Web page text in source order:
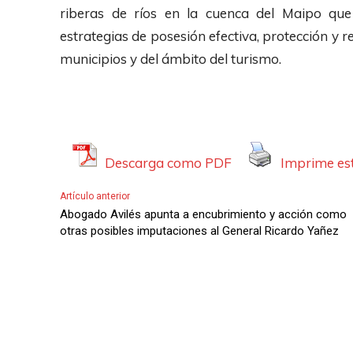
A
u
d
riberas de ríos en la cuenca del Maipo
estrategias de posesión efectiva, protección y
municipios y del ámbito del turismo.
Descarga como PDF Imprime
Artículo anterior
Abogado Avilés apunta a encubrimiento y acción como
otras posibles imputaciones al General Ricardo Yañez